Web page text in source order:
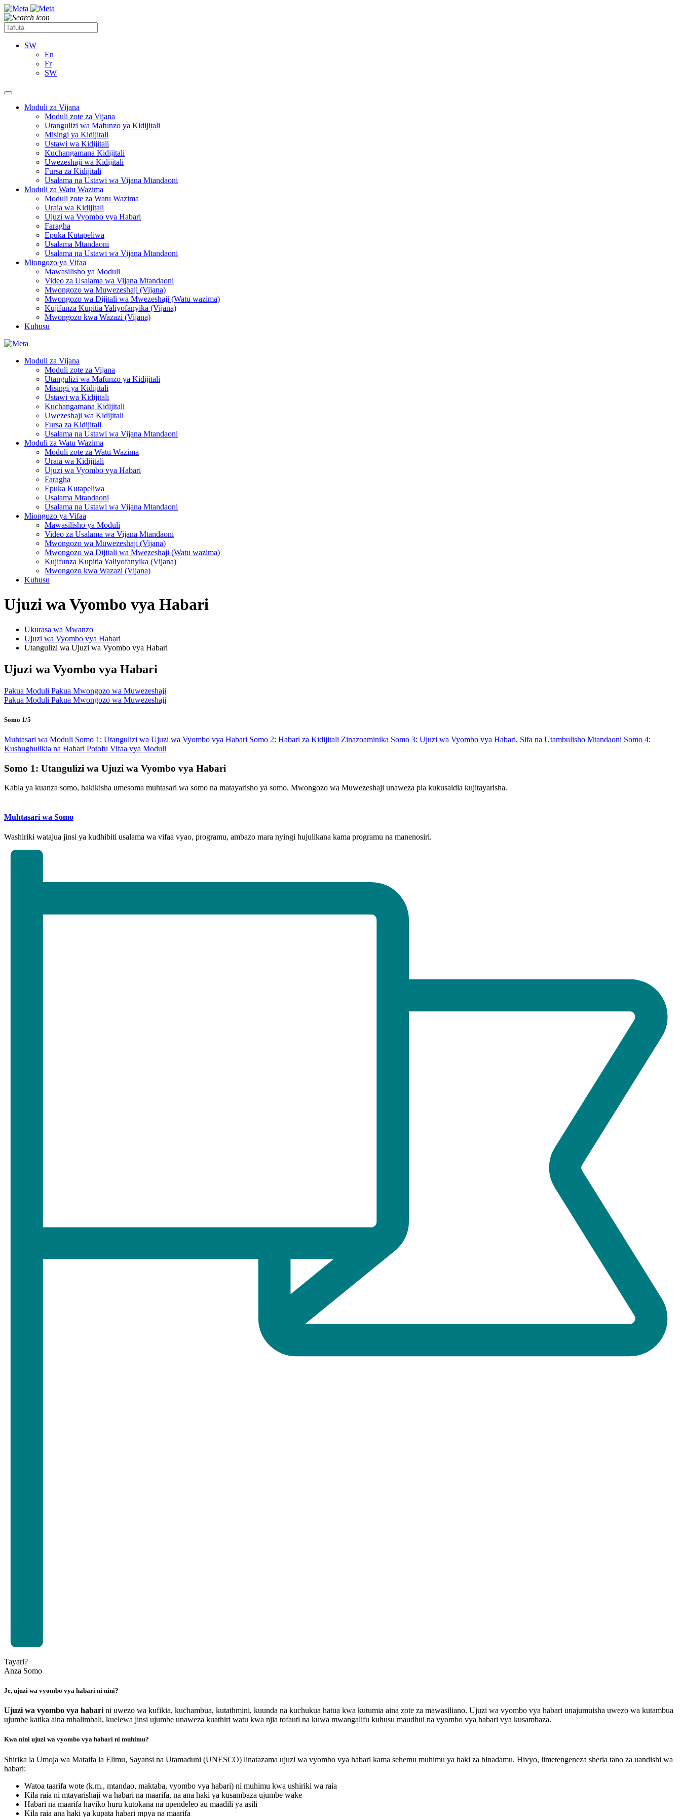
SW
En
Fr
SW
Moduli za Vijana
Moduli zote za Vijana
Utangulizi wa Mafunzo ya Kidijitali
Misingi ya Kidijitali
Ustawi wa Kidijitali
Kuchangamana Kidijitali
Uwezeshaji wa Kidijitali
Fursa za Kidijitali
Usalama na Ustawi wa Vijana Mtandaoni
Moduli za Watu Wazima
Moduli zote za Watu Wazima
Uraia wa Kidijitali
Ujuzi wa Vyombo vya Habari
Faragha
Epuka Kutapeliwa
Usalama Mtandaoni
Usalama na Ustawi wa Vijana Mtandaoni
Miongozo ya Vifaa
Mawasilisho ya Moduli
Video za Usalama wa Vijana Mtandaoni
Mwongozo wa Muwezeshaji (Vijana)
Mwongozo wa Dijitali wa Mwezeshaji (Watu wazima)
Kujifunza Kupitia Yaliyofanyika (Vijana)
Mwongozo kwa Wazazi (Vijana)
Kuhusu
Moduli za Vijana
Moduli zote za Vijana
Utangulizi wa Mafunzo ya Kidijitali
Misingi ya Kidijitali
Ustawi wa Kidijitali
Kuchangamana Kidijitali
Uwezeshaji wa Kidijitali
Fursa za Kidijitali
Usalama na Ustawi wa Vijana Mtandaoni
Moduli za Watu Wazima
Moduli zote za Watu Wazima
Uraia wa Kidijitali
Ujuzi wa Vyombo vya Habari
Faragha
Epuka Kutapeliwa
Usalama Mtandaoni
Usalama na Ustawi wa Vijana Mtandaoni
Miongozo ya Vifaa
Mawasilisho ya Moduli
Video za Usalama wa Vijana Mtandaoni
Mwongozo wa Muwezeshaji (Vijana)
Mwongozo wa Dijitali wa Mwezeshaji (Watu wazima)
Kujifunza Kupitia Yaliyofanyika (Vijana)
Mwongozo kwa Wazazi (Vijana)
Kuhusu
Ujuzi wa Vyombo vya Habari
Ukurasa wa Mwanzo
Ujuzi wa Vyombo vya Habari
Utangulizi wa Ujuzi wa Vyombo vya Habari
Ujuzi wa Vyombo vya Habari
Pakua Moduli Pakua Mwongozo wa Muwezeshaji
Pakua Moduli Pakua Mwongozo wa Muwezeshaji
Somo 1/5
Muhtasari wa Moduli Somo 1: Utangulizi wa Ujuzi wa Vyombo vya Habari Somo 2: Habari za Kidijitali Zinazoaminika Somo 3: Ujuzi wa Vyombo vya Habari, Sifa na Utambulisho Mtandaoni Somo 4:
Kushughulikia na Habari Potofu Vifaa vya Moduli
Somo 1: Utangulizi wa Ujuzi wa Vyombo vya Habari
Kabla ya kuanza somo, hakikisha umesoma muhtasari wa somo na matayarisho ya somo. Mwongozo wa Muwezeshaji unaweza pia kukusaidia kujitayarisha.
Muhtasari wa Somo
Washiriki watajua jinsi ya kudhibiti usalama wa vifaa vyao, programu, ambazo mara nyingi hujulikana kama programu na manenosiri.
Tayari?
Anza Somo
Je, ujuzi wa vyombo vya habari ni nini?
Ujuzi wa vyombo vya habari ni uwezo wa kufikia, kuchambua, kutathmini, kuunda na kuchukua hatua kwa kutumia aina zote za mawasiliano. Ujuzi wa vyombo vya habari unajumuisha uwezo wa kutambua
ujumbe katika aina mbalimbali, kuelewa jinsi ujumbe unaweza kuathiri watu kwa njia tofauti na kuwa mwangalifu kuhusu maudhui na vyombo vya habari vya kusambaza.
Kwa nini ujuzi wa vyombo vya habari ni muhimu?
Shirika la Umoja wa Mataifa la Elimu, Sayansi na Utamaduni (UNESCO) linatazama ujuzi wa vyombo vya habari kama sehemu muhimu ya haki za binadamu. Hivyo, limetengeneza sheria tano za uandishi wa
habari:
Watoa taarifa wote (k.m., mtandao, maktaba, vyombo vya habari) ni muhimu kwa ushiriki wa raia
Kila raia ni mtayarishaji wa habari na maarifa, na ana haki ya kusambaza ujumbe wake
Habari na maarifa haviko huru kutokana na upendeleo au maadili ya asili
Kila raia ana haki ya kupata habari mpya na maarifa